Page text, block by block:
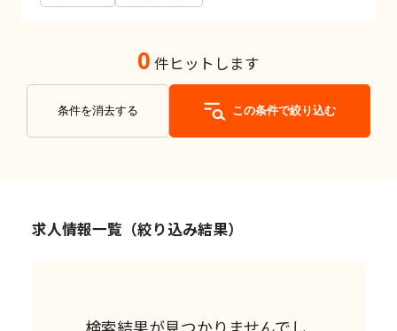
0 件ヒットします
条件を消去する この条件で絞り込む
求人情報一覧（絞り込み結果）